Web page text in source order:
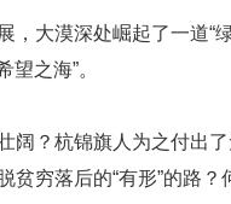
，大漠深处崛起了一道“
望之海”。
阔？杭锦旗人为之付出
贫穷落后的“有形”的路？